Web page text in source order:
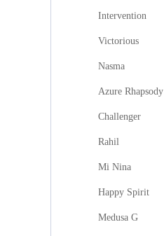
Intervention
Victorious
Nasma
Azure Rhapsody
Challenger
Rahil
Mi Nina
Happy Spirit
Medusa G